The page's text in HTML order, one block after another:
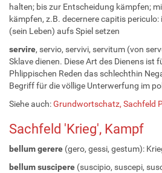
halten; bis zur Entscheidung kämpfen;
kämpfen, z.B. decernere capitis
(sein Leben) aufs Spiel setzen
servire, servio, servivi, servitum (von
Sklave dienen. Diese Art des Dienens ist
Phlippischen Reden das schlechthin
Begriff für die völlige Unterwerfung im
Siehe auch:Grundwortschatz, Sachfeld
Sachfeld 'Krieg', Kampf
bellum gerere (gero, gessi, gestum):
bellum suscipere (suscipio, suscepi,